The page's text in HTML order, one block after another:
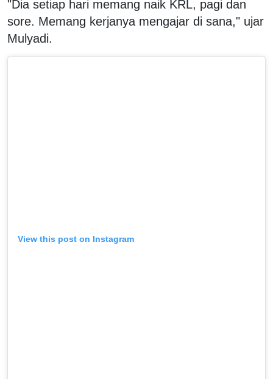
"Dia setiap hari memang naik KRL, pagi dan
sore. Memang kerjanya mengajar di sana," ujar
Mulyadi.
View this post on Instagram